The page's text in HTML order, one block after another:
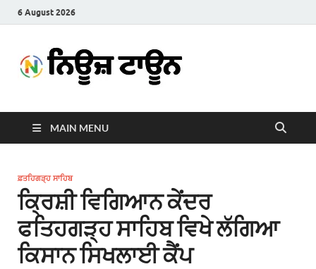
6 August 2026
Town
MAIN MENU
ਫ਼ਤਹਿਗੜ੍ਹ ਸਾਹਿਬ
ਕ੍ਰਿਸ਼ੀ ਵਿਗਿਆਨ ਕੇਂਦਰ
ਫਤਿਹਗੜ੍ਹ ਸਾਹਿਬ ਵਿਖੇ ਲੱਗਿਆ
ਕਿਸਾਨ ਸਿਖਲਾਈ ਕੈਂਪ